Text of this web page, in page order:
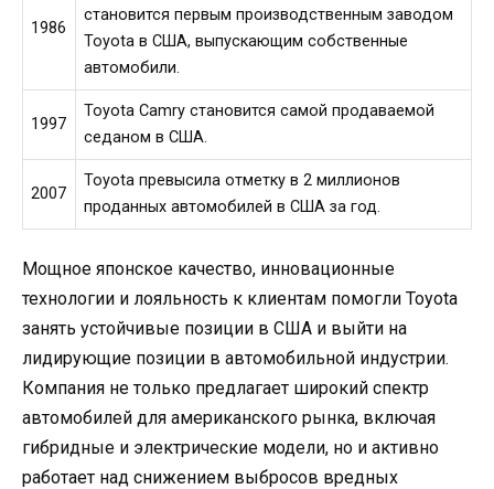
1986
становится первым производственным заводом
Toyota в США, выпускающим собственные
автомобили.
1997
Toyota Camry становится самой продаваемой
седаном в США.
2007
Toyota превысила отметку в 2 миллионов
проданных автомобилей в США за год.
Мощное японское качество, инновационные
технологии и лояльность к клиентам помогли Toyota
занять устойчивые позиции в США и выйти на
лидирующие позиции в автомобильной индустрии.
Компания не только предлагает широкий спектр
автомобилей для американского рынка, включая
гибридные и электрические модели, но и активно
работает над снижением выбросов вредных